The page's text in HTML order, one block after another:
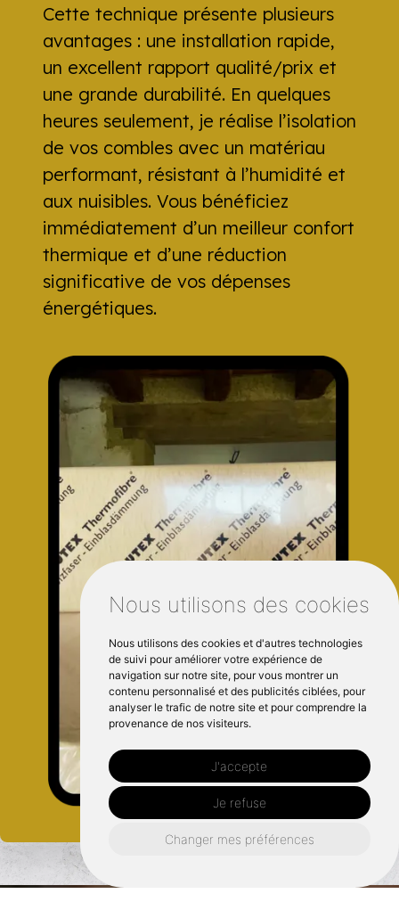
Nous utilisons des cookies
Nous utilisons des cookies et d'autres technologies
de suivi pour améliorer votre expérience de
navigation sur notre site, pour vous montrer un
contenu personnalisé et des publicités ciblées, pour
analyser le trafic de notre site et pour comprendre la
provenance de nos visiteurs.
J'accepte
Je refuse
Changer mes préférences
Cette technique présente plusieurs
avantages : une installation rapide,
un excellent rapport qualité/prix et
une grande durabilité. En quelques
heures seulement, je réalise l’isolation
de vos combles avec un matériau
performant, résistant à l’humidité et
aux nuisibles. Vous bénéficiez
immédiatement d’un meilleur confort
thermique et d’une réduction
significative de vos dépenses
énergétiques.